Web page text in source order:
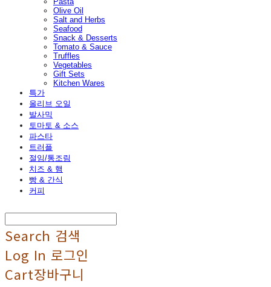
Olive Oil
Salt and Herbs
Seafood
Snack & Desserts
Tomato & Sauce
Truffles
Vegetables
Gift Sets
Kitchen Wares
특가
올리브 오일
발사믹
토마토 & 소스
파스타
트러플
절임/통조림
치즈 & 햄
빵 & 간식
커피
Search 검색
Log In 로그인
Cart장바구니